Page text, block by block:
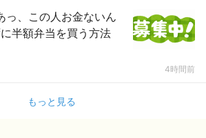
っ、この人お金ないん
半額弁当を買う方法
4時間前
もっと見る